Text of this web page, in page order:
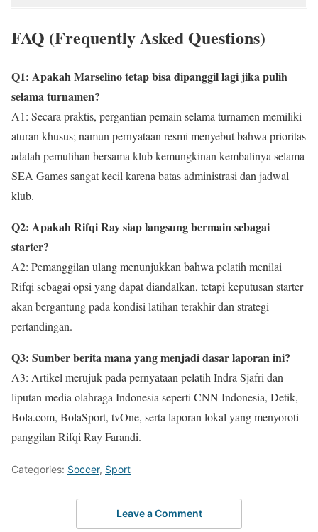
FAQ (Frequently Asked Questions)
Q1: Apakah Marselino tetap bisa dipanggil lagi jika pulih
selama turnamen?
A1: Secara praktis, pergantian pemain selama turnamen memiliki
aturan khusus; namun pernyataan resmi menyebut bahwa prioritas
adalah pemulihan bersama klub kemungkinan kembalinya selama
SEA Games sangat kecil karena batas administrasi dan jadwal
klub.
Q2: Apakah Rifqi Ray siap langsung bermain sebagai
starter?
A2: Pemanggilan ulang menunjukkan bahwa pelatih menilai
Rifqi sebagai opsi yang dapat diandalkan, tetapi keputusan starter
akan bergantung pada kondisi latihan terakhir dan strategi
pertandingan.
Q3: Sumber berita mana yang menjadi dasar laporan ini?
A3: Artikel merujuk pada pernyataan pelatih Indra Sjafri dan
liputan media olahraga Indonesia seperti CNN Indonesia, Detik,
Bola.com, BolaSport, tvOne, serta laporan lokal yang menyoroti
panggilan Rifqi Ray Farandi.
Categories: Soccer, Sport
Leave a Comment